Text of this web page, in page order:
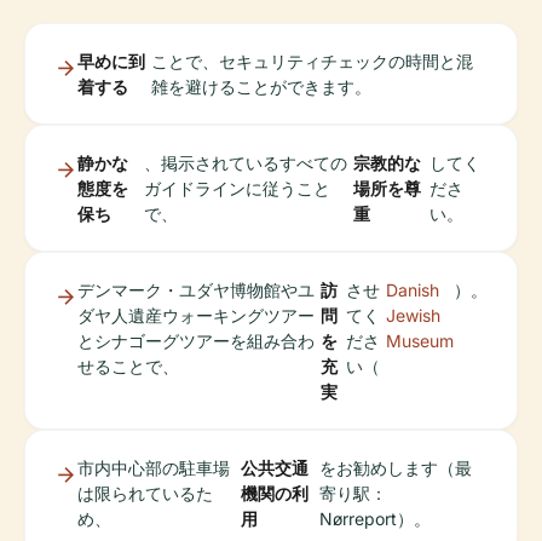
早めに到
着する
ことで、セキュリティチェックの時間と混
雑を避けることができます。
静かな
態度を
保ち
、掲示されているすべての
ガイドラインに従うこと
で、
宗教的な
場所を尊
重
してく
ださ
い。
デンマーク・ユダヤ博物館やユ
ダヤ人遺産ウォーキングツアー
とシナゴーグツアーを組み合わ
せることで、
訪
問
を
充
実
させ
てく
ださ
い（
Danish
Jewish
Museum
）。
市内中心部の駐車場
は限られているた
め、
公共交通
機関の利
用
をお勧めします（最
寄り駅：
Nørreport）。